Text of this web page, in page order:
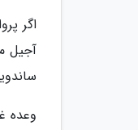
اگر
آجیل
وعده